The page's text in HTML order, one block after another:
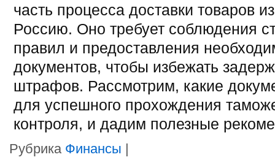
часть процесса доставки товаров
Россию. Оно требует соблюдения
правил и предоставления
документов, чтобы избежать
штрафов. Рассмотрим, какие
для успешного прохождения
контроля, и дадим полезные
Рубрика Финансы |